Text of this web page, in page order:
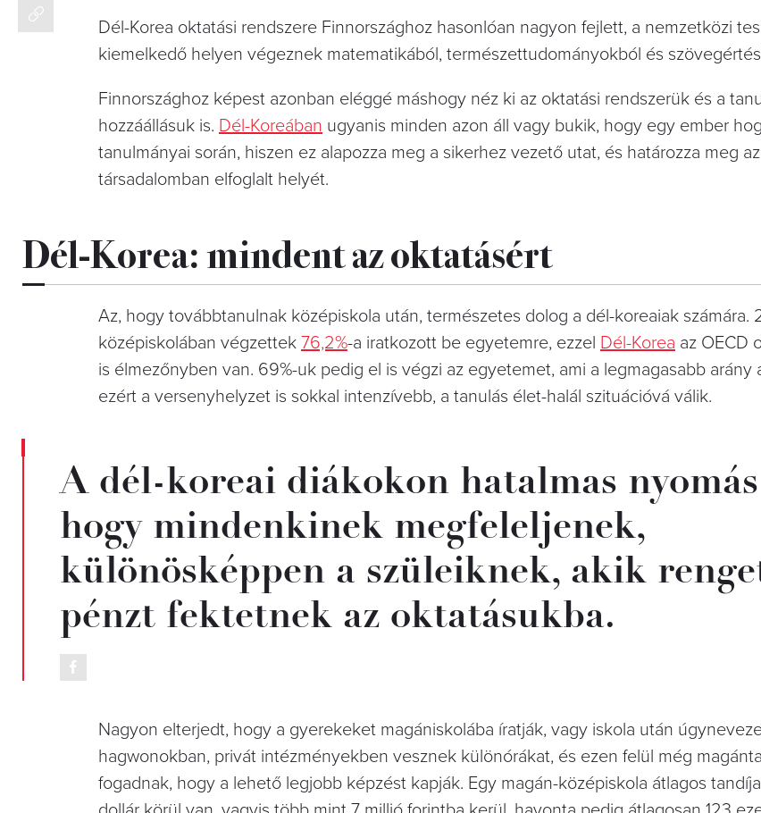
Dél-Korea oktatási rendszere Finnországhoz hasonlóan nagyon fejlett, a nemzetközi
kiemelkedő helyen végeznek matematikából, természettudományokból és
Finnországhoz képest azonban eléggé máshogy néz ki az oktatási rendszerük és a
hozzáállásuk is. Dél-Koreában ugyanis minden azon áll vagy bukik, hogy egy ember
tanulmányai során, hiszen ez alapozza meg a sikerhez vezető utat, és határozza meg
társadalomban elfoglalt helyét.
Dél-Korea: mindent az oktatásért
Az, hogy továbbtanulnak középiskola után, természetes dolog a dél-koreaiak számára.
középiskolában végzettek 76,2%-a iratkozott be egyetemre, ezzel Dél-Korea az OECD
is élmezőnyben van. 69%-uk pedig el is végzi az egyetemet, ami a legmagasabb arány
ezért a versenyhelyzet is sokkal intenzívebb, a tanulás élet-halál szituációvá válik.
A dél-koreai diákokon hatalmas
hogy mindenkinek megfeleljenek,
különösképpen a szüleiknek, akik
pénzt fektetnek az oktatásukba.
Nagyon elterjedt, hogy a gyerekeket magániskolába íratják, vagy iskola után
hagwonokban, privát intézményekben vesznek különórákat, és ezen felül még
fogadnak, hogy a lehető legjobb képzést kapják. Egy magán-középiskola átlagos